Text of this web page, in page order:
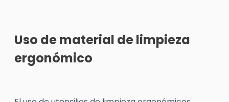
Uso de material de limpieza
ergonómico